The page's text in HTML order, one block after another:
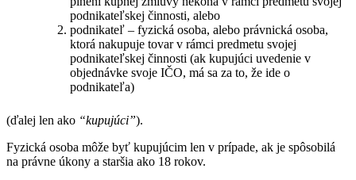
podnikateľskej činnosti, alebo
podnikateľ – fyzická osoba, alebo právnická osoba,
ktorá nakupuje tovar v rámci predmetu svojej
podnikateľskej činnosti (ak kupujúci uvedenie v
objednávke svoje IČO, má sa za to, že ide o
podnikateľa)
(ďalej len ako “kupujúci”).
Fyzická osoba môže byť kupujúcim len v prípade, ak je spôsobilá
na právne úkony a staršia ako 18 rokov.